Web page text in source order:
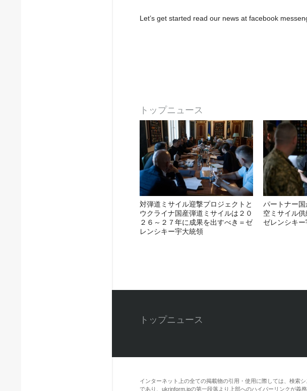
Let’s get started read our news at facebook
トップニュース
対弾道ミサイル迎撃プロジェクトと
ウクライナ国産弾道ミサイルは２０
２６～２７年に成果を出すべき＝ゼ
レンシキー宇大統領
パートナー
空ミサイル
ゼレンシキ
トップニュース
インターネット上の全ての掲載物の引用・使用に際しては、検索
であり、ukrinform.jpの第一段落より上部へのハイパーリンクが義務